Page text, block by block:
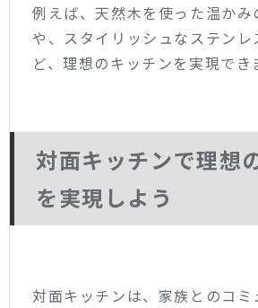
例えば、天然木を使った温かみ
や、スタイリッシュなステンレ
ど、理想のキッチンを実現でき
対面キッチンで理想
を実現しよう
対面キッチンは、家族とのコミ